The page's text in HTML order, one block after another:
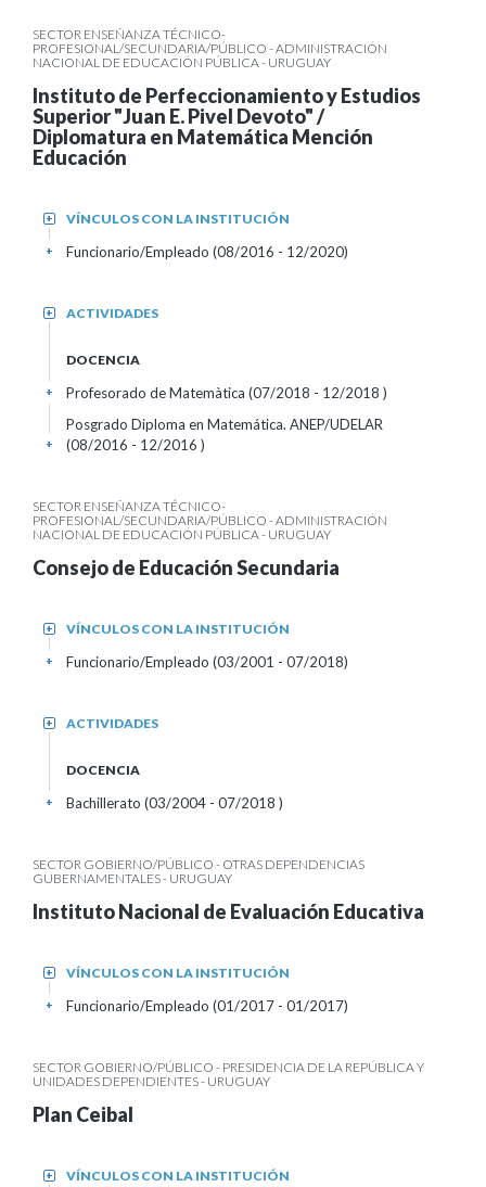
SECTOR ENSEÑANZA TÉCNICO-
PROFESIONAL/SECUNDARIA/PÚBLICO - ADMINISTRACIÓN
NACIONAL DE EDUCACIÓN PÚBLICA - URUGUAY
Instituto de Perfeccionamiento y Estudios
Superior "Juan E. Pivel Devoto" /
Diplomatura en Matemática Mención
Educación
VÍNCULOS CON LA INSTITUCIÓN
+
Funcionario/Empleado (08/2016 - 12/2020)
+
ACTIVIDADES
+
DOCENCIA
Profesorado de Matemàtica (07/2018 - 12/2018 )
+
Posgrado Diploma en Matemática. ANEP/UDELAR
(08/2016 - 12/2016 )
+
SECTOR ENSEÑANZA TÉCNICO-
PROFESIONAL/SECUNDARIA/PÚBLICO - ADMINISTRACIÓN
NACIONAL DE EDUCACIÓN PÚBLICA - URUGUAY
Consejo de Educación Secundaria
VÍNCULOS CON LA INSTITUCIÓN
+
Funcionario/Empleado (03/2001 - 07/2018)
+
ACTIVIDADES
+
DOCENCIA
Bachillerato (03/2004 - 07/2018 )
+
SECTOR GOBIERNO/PÚBLICO - OTRAS DEPENDENCIAS
GUBERNAMENTALES - URUGUAY
Instituto Nacional de Evaluación Educativa
VÍNCULOS CON LA INSTITUCIÓN
+
Funcionario/Empleado (01/2017 - 01/2017)
+
SECTOR GOBIERNO/PÚBLICO - PRESIDENCIA DE LA REPÚBLICA Y
UNIDADES DEPENDIENTES - URUGUAY
Plan Ceibal
VÍNCULOS CON LA INSTITUCIÓN
+